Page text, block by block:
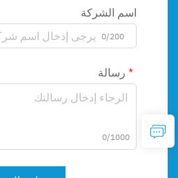
اسم الشركة
0/200
رسالة
0/1000